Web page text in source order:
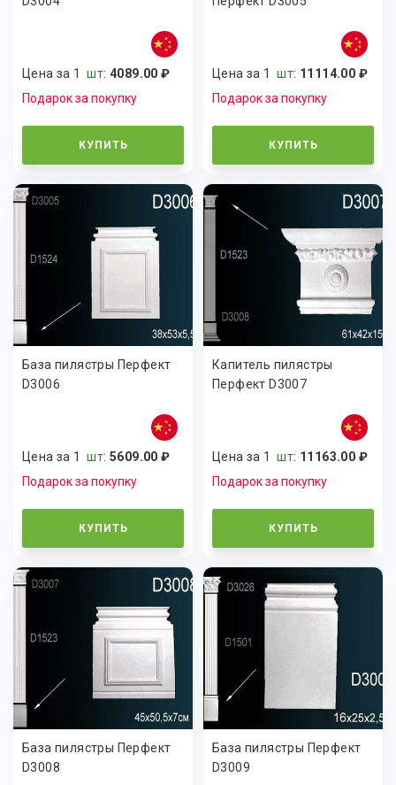
Цена за 1шт:4089.00 ₽
Подарок за покупку
КУПИТЬ
Цена за 1шт: 11114.00 ₽
Подарок за покупку
КУПИТЬ
База пилястры Перфект
D3006
Цена за 1шт:5609.00 ₽
Подарок за покупку
КУПИТЬ
Капитель пилястры
Перфект D3007
Цена за 1шт: 11163.00 ₽
Подарок за покупку
КУПИТЬ
База пилястры Перфект
D3008
База пилястры Перфект
D3009